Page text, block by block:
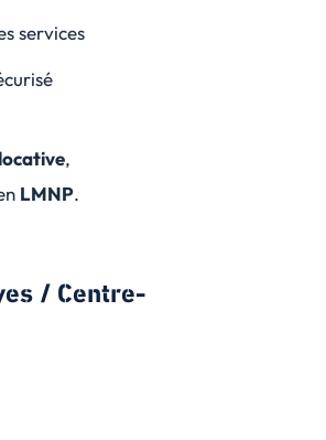
services
,
LMNP.
/ Centre-